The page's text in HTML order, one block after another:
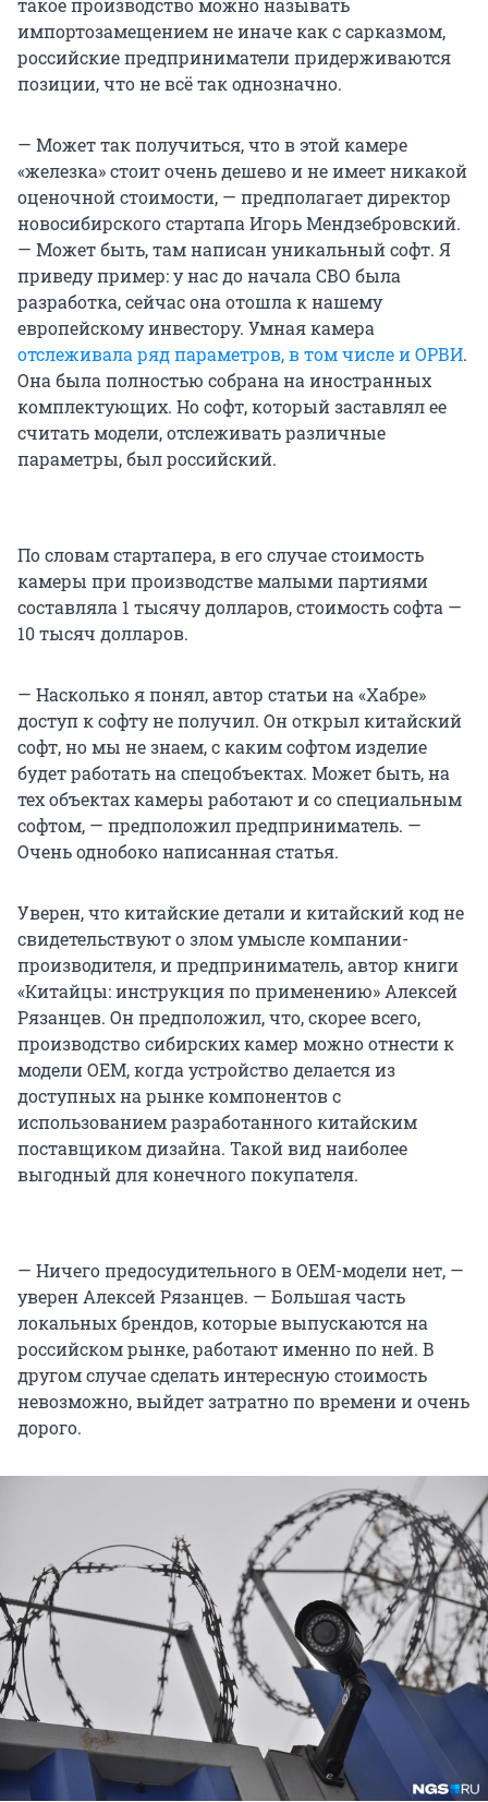
такое производство можно называть
импортозамещением не иначе как с сарказмом,
российские предприниматели придерживаются
позиции, что не всё так однозначно.
— Может так получиться, что в этой камере
«железка» стоит очень дешево и не имеет никакой
оценочной стоимости, — предполагает директор
новосибирского стартапа Игорь Мендзебровский.
— Может быть, там написан уникальный софт. Я
приведу пример: у нас до начала СВО была
разработка, сейчас она отошла к нашему
европейскому инвестору. Умная камера
отслеживала ряд параметров, в том числе и ОРВИ.
Она была полностью собрана на иностранных
комплектующих. Но софт, который заставлял ее
считать модели, отслеживать различные
параметры, был российский.
По словам стартапера, в его случае стоимость
камеры при производстве малыми партиями
составляла 1 тысячу долларов, стоимость софта —
10 тысяч долларов.
— Насколько я понял, автор статьи на «Хабре»
доступ к софту не получил. Он открыл китайский
софт, но мы не знаем, с каким софтом изделие
будет работать на спецобъектах. Может быть, на
тех объектах камеры работают и со специальным
софтом, — предположил предприниматель. —
Очень однобоко написанная статья.
Уверен, что китайские детали и китайский код не
свидетельствуют о злом умысле компании-
производителя, и предприниматель, автор книги
«Китайцы: инструкция по применению» Алексей
Рязанцев. Он предположил, что, скорее всего,
производство сибирских камер можно отнести к
модели OEM, когда устройство делается из
доступных на рынке компонентов с
использованием разработанного китайским
поставщиком дизайна. Такой вид наиболее
выгодный для конечного покупателя.
— Ничего предосудительного в OEM-модели нет, —
уверен Алексей Рязанцев. — Большая часть
локальных брендов, которые выпускаются на
российском рынке, работают именно по ней. В
другом случае сделать интересную стоимость
невозможно, выйдет затратно по времени и очень
дорого.